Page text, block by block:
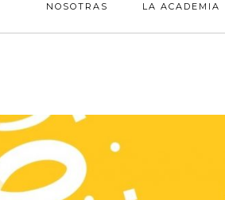
NOSOTRAS LA ACADEMIA